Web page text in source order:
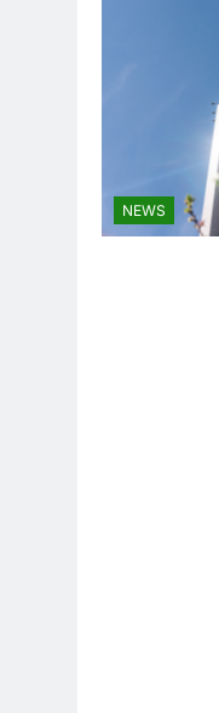
NEWS